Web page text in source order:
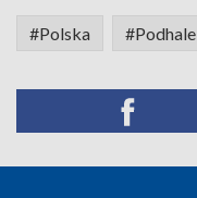
#Polska #Podhale